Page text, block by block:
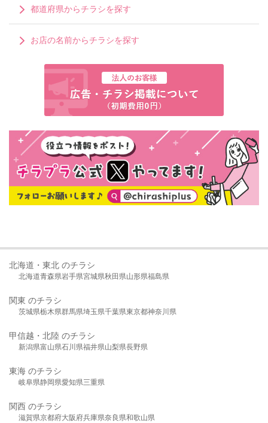
都道府県からチラシを探す
お店の名前からチラシを探す
北海道・東北 のチラシ
北海道青森県岩手県宮城県秋田県山形県福島県
関東 のチラシ
茨城県栃木県群馬県埼玉県千葉県東京都神奈川県
甲信越・北陸 のチラシ
新潟県富山県石川県福井県山梨県長野県
東海 のチラシ
岐阜県静岡県愛知県三重県
関西 のチラシ
滋賀県京都府大阪府兵庫県奈良県和歌山県